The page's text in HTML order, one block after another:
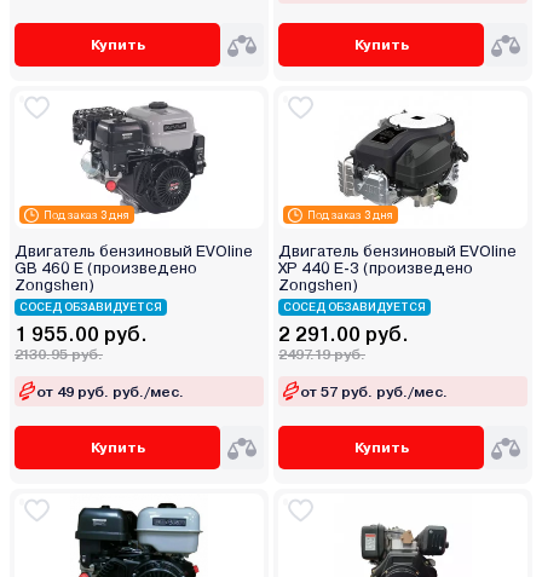
Купить Купить
Под заказ 3 дня
Двигатель бензиновый EVOline
GB 460 E (произведено
Zongshen)
СОСЕД ОБЗАВИДУЕТСЯ
1 955.00 руб.
2130.95 руб.
от 49 руб. руб./мес.
Купить
Под заказ 3 дня
Двигатель бензиновый EVOline
XP 440 E-3 (произведено
Zongshen)
СОСЕД ОБЗАВИДУЕТСЯ
2 291.00 руб.
2497.19 руб.
от 57 руб. руб./мес.
Купить